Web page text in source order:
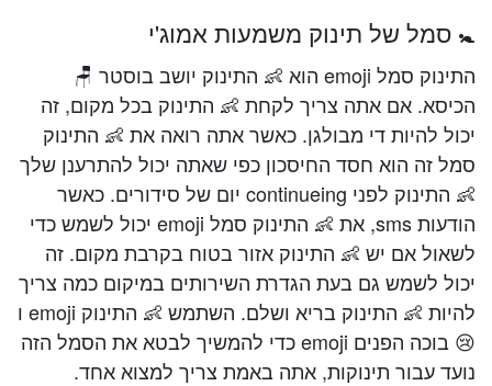
🚼 סמל של תינוק משמעות אמוג'י
התינוק סמל emoji הוא 👶 התינוק יושב בוסטר 🪑
הכיסא. אם אתה צריך לקחת 👶 התינוק בכל מקום, זה
יכול להיות די מבולגן. כאשר אתה רואה את 👶 התינוק
סמל זה הוא חסד החיסכון כפי שאתה יכול להתרענן שלך
👶 התינוק לפני continueing יום של סידורים. כאשר
הודעות sms, את 👶 התינוק סמל emoji יכול לשמש כדי
לשאול אם יש 👶 התינוק אזור בטוח בקרבת מקום. זה
יכול לשמש גם בעת הגדרת השירותים במיקום כמה צריך
להיות 👶 התינוק בריא ושלם. השתמש 👶 התינוק emoji ו
😢 בוכה הפנים emoji כדי להמשיך לבטא את הסמל הזה
נועד עבור תינוקות, אתה באמת צריך למצוא אחד.